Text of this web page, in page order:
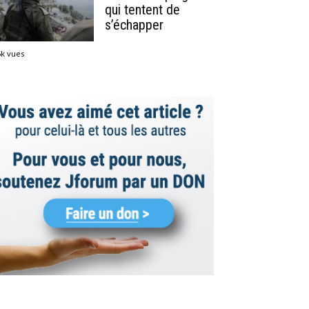
qui tentent de
s’échapper
vues